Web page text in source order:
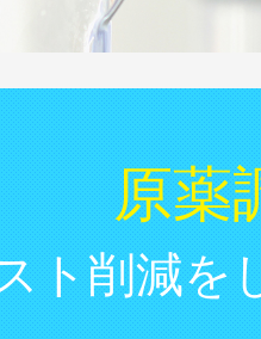
原薬
ト削減を